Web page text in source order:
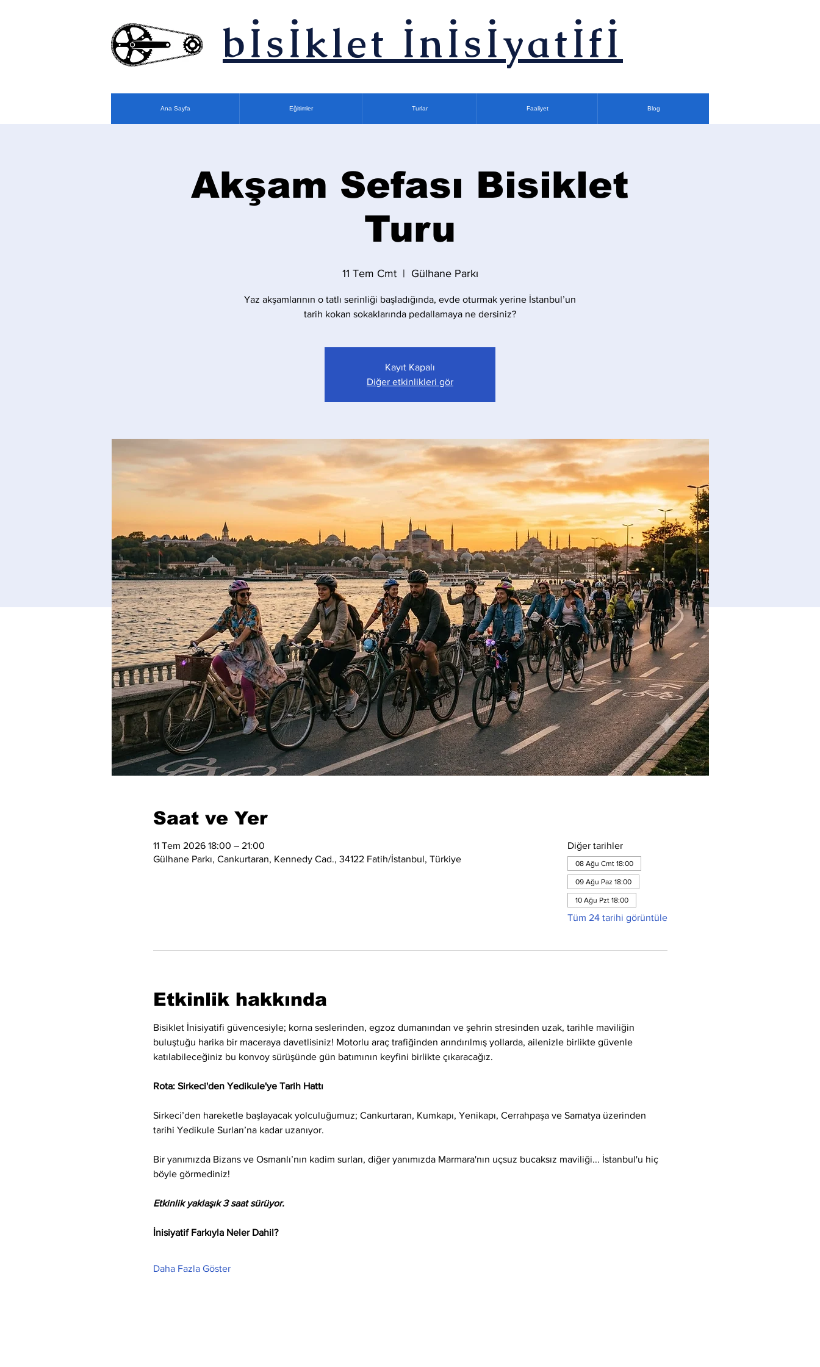
bİsİklet İnİsİyatİfİ
Ana Sayfa Eğitimler Turlar Faaliyet Blog
Akşam Sefası Bisiklet
Turu
11 Tem Cmt
  |
Gülhane Parkı
Yaz akşamlarının o tatlı serinliği başladığında, evde oturmak yerine İstanbul’un
tarih kokan sokaklarında pedallamaya ne dersiniz?
Kayıt Kapalı
Diğer etkinlikleri gör
Saat ve Yer
11 Tem 2026 18:00 – 21:00
Gülhane Parkı, Cankurtaran, Kennedy Cad., 34122 Fatih/İstanbul, Türkiye
Diğer tarihler
08 Ağu Cmt 18:00
09 Ağu Paz 18:00
10 Ağu Pzt 18:00
Tüm 24 tarihi görüntüle
Etkinlik hakkında
Bisiklet İnisiyatifi güvencesiyle; korna seslerinden, egzoz dumanından ve şehrin stresinden uzak, tarihle maviliğin
buluştuğu harika bir maceraya davetlisiniz! Motorlu araç trafiğinden arındırılmış yollarda, ailenizle birlikte güvenle
katılabileceğiniz bu konvoy sürüşünde gün batımının keyfini birlikte çıkaracağız.
Rota: Sirkeci'den Yedikule'ye Tarih Hattı
Sirkeci’den hareketle başlayacak yolculuğumuz; Cankurtaran, Kumkapı, Yenikapı, Cerrahpaşa ve Samatya üzerinden
tarihi Yedikule Surları’na kadar uzanıyor.
Bir yanımızda Bizans ve Osmanlı’nın kadim surları, diğer yanımızda Marmara'nın uçsuz bucaksız maviliği... İstanbul'u hiç
böyle görmediniz!
Etkinlik yaklaşık 3 saat sürüyor.
İnisiyatif Farkıyla Neler Dahil?
Daha Fazla Göster